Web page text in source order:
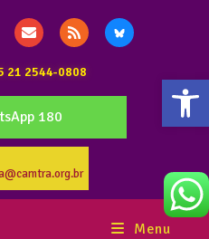
21 2544-0808
180
Menu